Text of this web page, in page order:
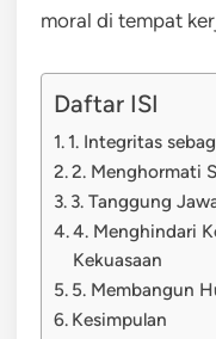
moral di tempat
Daftar ISI
1. Integritas
2. Menghormati
3. Tanggung
4. Menghindari
Kekuasaan
5. Membangun
Kesimpulan